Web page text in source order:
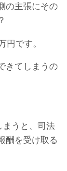
の主張にその
円です。
きてしまうの
まうと、司法
酬を受け取る